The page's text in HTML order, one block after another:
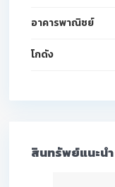
อาคารพาณิชย์
โกดัง
สินทรัพย์แนะนำ